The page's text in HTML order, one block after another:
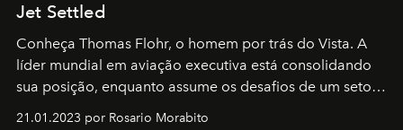
Jet Settled
Conheça Thomas Flohr, o homem por trás do Vista. A
líder mundial em aviação executiva está consolidando
sua posição, enquanto assume os desafios de um setor
em rápida evolução e redefinindo o conceito de luxo
21.01.2023 por Rosario Morabito